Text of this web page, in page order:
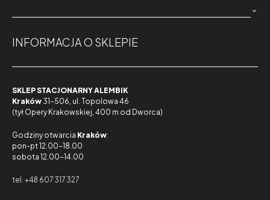

INFORMACJA O SKLEPIE
SKLEP STACJONARNY ALEMBIK
Kraków 31-506, ul. Topolowa 46
(tył Opery Krakowskiej, 400 m od Dworca)
Godziny otwarcia Kraków:
pon-pt 12.00-18.00
sobota 12.00-14.00
tel. +48 607 317 327